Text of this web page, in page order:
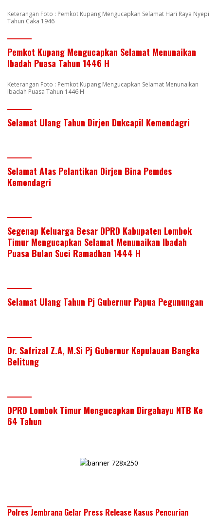
Keterangan Foto : Pemkot Kupang Mengucapkan Selamat Hari Raya Nyepi
Tahun Caka 1946
Pemkot Kupang Mengucapkan Selamat Menunaikan
Ibadah Puasa Tahun 1446 H
Keterangan Foto : Pemkot Kupang Mengucapkan Selamat Menunaikan
Ibadah Puasa Tahun 1446 H
Selamat Ulang Tahun Dirjen Dukcapil Kemendagri
Selamat Atas Pelantikan Dirjen Bina Pemdes
Kemendagri
Segenap Keluarga Besar DPRD Kabupaten Lombok
Timur Mengucapkan Selamat Menunaikan Ibadah
Puasa Bulan Suci Ramadhan 1444 H
Selamat Ulang Tahun Pj Gubernur Papua Pegunungan
Dr. Safrizal Z.A, M.Si Pj Gubernur Kepulauan Bangka
Belitung
DPRD Lombok Timur Mengucapkan Dirgahayu NTB Ke
64 Tahun
Polres Jembrana Gelar Press Release Kasus Pencurian